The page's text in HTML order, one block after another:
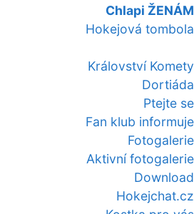
Chlapi ŽENÁM
Hokejová tombola
Království Komety
Dortiáda
Ptejte se
Fan klub informuje
Fotogalerie
Aktivní fotogalerie
Download
Hokejchat.cz